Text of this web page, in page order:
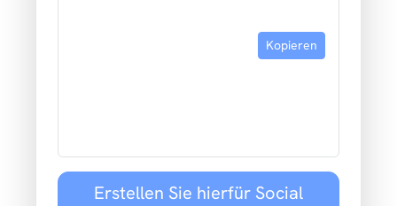
Kopieren
Erstellen Sie hierfür Social